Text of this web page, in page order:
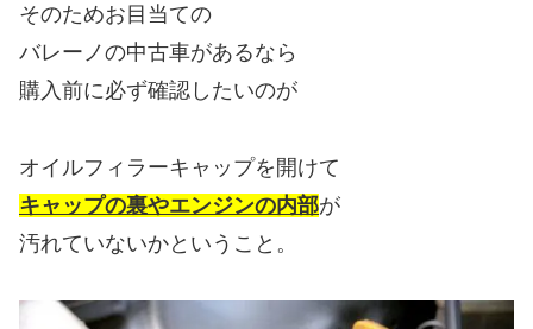
そのためお目当ての
バレーノの中古車があるなら
購入前に必ず確認したいのが
オイルフィラーキャップを開けて
キャップの裏やエンジンの内部が
汚れていないかということ。